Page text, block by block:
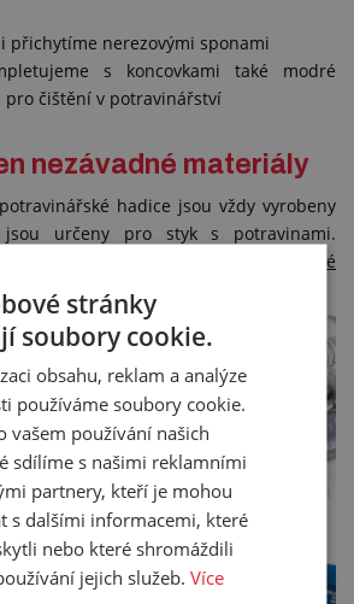
přichytíme nerezovými sponami
s koncovkami také modré
pro čištění v potravinářství
nezávadné materiály
hadice jsou vždy vyrobeny
určeny pro styk s potravinami.
a také nejvhodnější jsou
nerezové
stránky
soubory cookie.
obsahu, reklam a analýze
používáme soubory cookie.
vašem používání našich
sdílíme s našimi reklamními
partnery, kteří je mohou
s dalšími informacemi, které
nebo které shromáždili
jejich služeb.Více